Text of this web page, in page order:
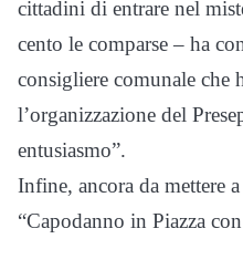
cittadini di entrare nel
cento le comparse – ha
consigliere comunale che
l’organizzazione del
entusiasmo”.
Infine, ancora da mettere
“Capodanno in Piazza